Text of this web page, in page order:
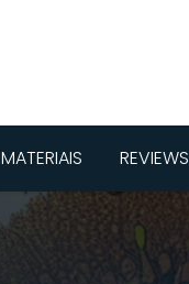
MATERIAIS REVIEWS